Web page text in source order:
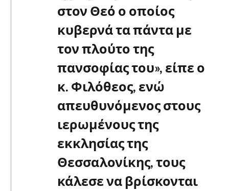
στον Θεό ο οποίος
κυβερνά τα πάντα με
τον πλούτο της
πανσοφίας του», είπε ο
κ. Φιλόθεος, ενώ
απευθυνόμενος στους
ιερωμένους της
εκκλησίας της
Θεσσαλονίκης, τους
κάλεσε να βρίσκονται